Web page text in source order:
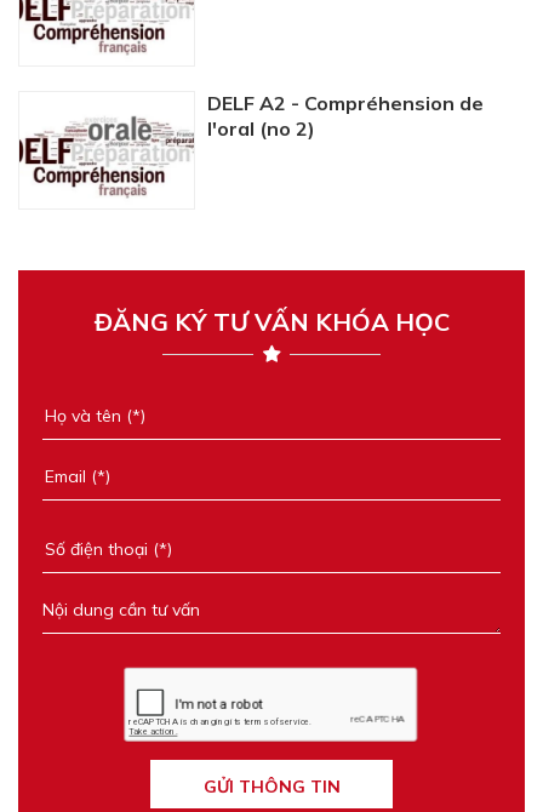
DELF A2 - Compréhension de
l'oral (no 2)
ĐĂNG KÝ TƯ VẤN KHÓA HỌC
GỬI THÔNG TIN